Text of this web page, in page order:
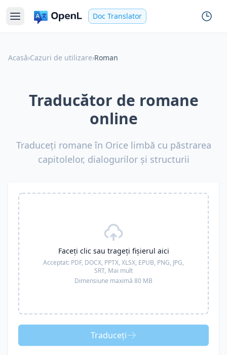
Doc Translator
Acasă›Cazuri de utilizare›Roman
Traducător de romane
online
Traduceți romane în Orice limbă cu păstrarea
capitolelor, dialogurilor și structurii
Faceți clic sau trageți fișierul aici
Acceptat: PDF, DOCX, PPTX, XLSX, EPUB, PNG, JPG,
SRT, Mai mult
Dimensiune maximă 80 MB
Traduceți